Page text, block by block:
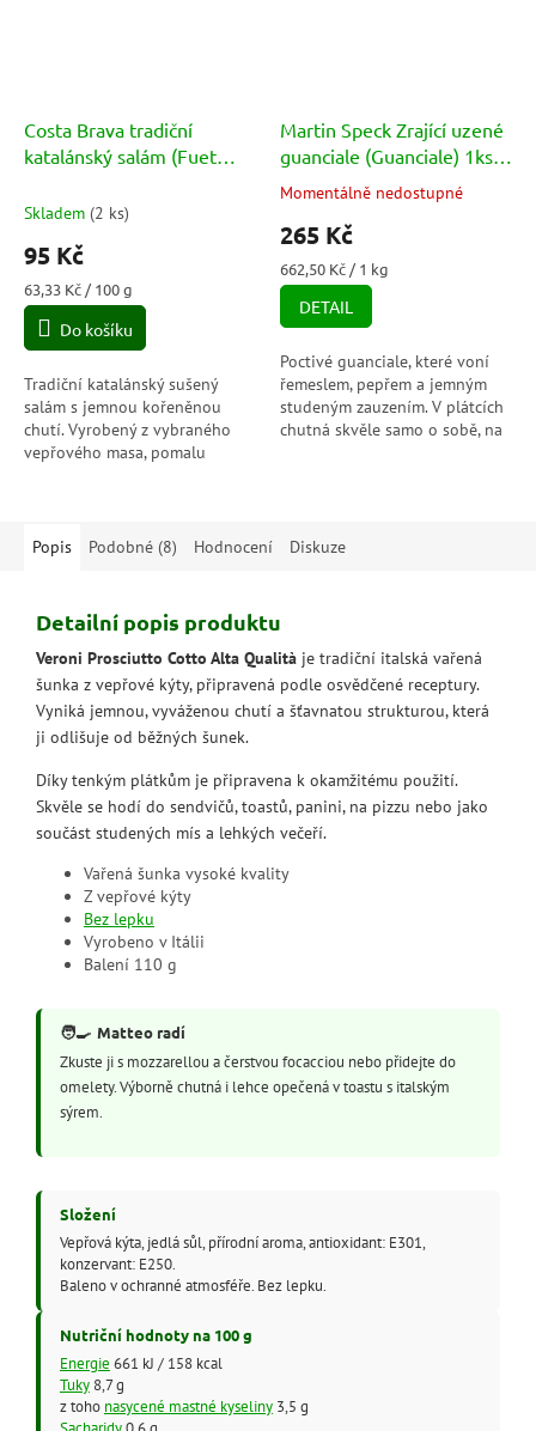
Costa Brava tradiční
katalánský salám (Fuet
Skladem (2 ks)
95 Kč
Měrná
cena:
63,33 Kč / 100 g
Do košíku
Tradiční katalánský sušený
salám s jemnou kořeněnou
chutí. Vyrobený z vybraného
vepřového masa, pomalu
Martin Speck Zrající uzené
guanciale (Guanciale) 1ks
cca 400g
Průměrné
hodnocení
produktu
je
5,0
5
hvězdiček.
Momentálně nedostupné
265 Kč
Měrná
cena:
662,50 Kč / 1 kg
DETAIL
Poctivé guanciale, které voní
řemeslem, pepřem a jemným
studeným zauzením. V plátcích
chutná skvěle samo o sobě, na
Popis Podobné (8) Hodnocení Diskuze
Detailní popis produktu
Veroni Prosciutto Cotto Alta Qualità je tradiční italská vařená
šunka z vepřové kýty, připravená podle osvědčené receptury.
Vyniká jemnou, vyváženou chutí a šťavnatou strukturou, která
ji odlišuje od běžných šunek.
Díky tenkým plátkům je připravena k okamžitému použití.
Skvěle se hodí do sendvičů, toastů, panini, na pizzu nebo jako
součást studených mís a lehkých večeří.
Vařená šunka vysoké kvality
Z vepřové kýty
Bez lepku
Vyrobeno v Itálii
Balení 110 g
🧑‍🍳 Matteo radí
Zkuste ji s mozzarellou a čerstvou focacciou nebo přidejte do
omelety. Výborně chutná i lehce opečená v toastu s italským
sýrem.
Složení
Vepřová kýta, jedlá sůl, přírodní aroma, antioxidant: E301,
konzervant: E250.
Baleno v ochranné atmosféře. Bez lepku.
Nutriční hodnoty na 100 g
Energie 661 kJ / 158 kcal
Tuky8,7 g
z toho nasycené mastné kyseliny3,5 g